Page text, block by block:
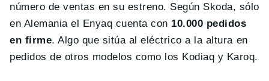
número de ventas en su estreno. Según Skoda, sólo
en Alemania el Enyaq cuenta con 10.000 pedidos
en firme. Algo que sitúa al eléctrico a la altura en
pedidos de otros modelos como los Kodiaq y Karoq.